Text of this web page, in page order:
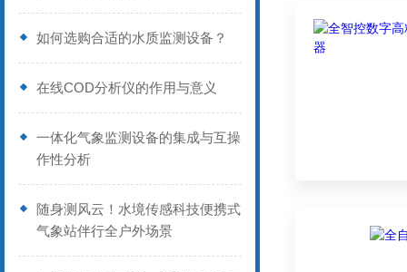
如何选购合适的水质监测设备？
在线COD分析仪的作用与意义
一体化气象监测设备的集成与互操
作性分析
随身测风云！水境传感科技便携式
气象站伴行全户外场景